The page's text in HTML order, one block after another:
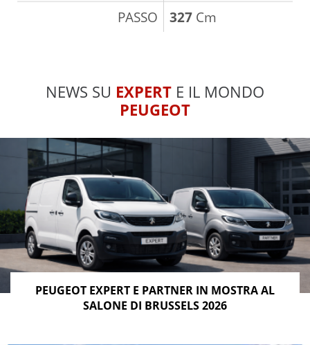
PASSO 327 Cm
NEWS SU EXPERT E IL MONDO
PEUGEOT
PEUGEOT EXPERT E PARTNER IN MOSTRA AL
SALONE DI BRUSSELS 2026